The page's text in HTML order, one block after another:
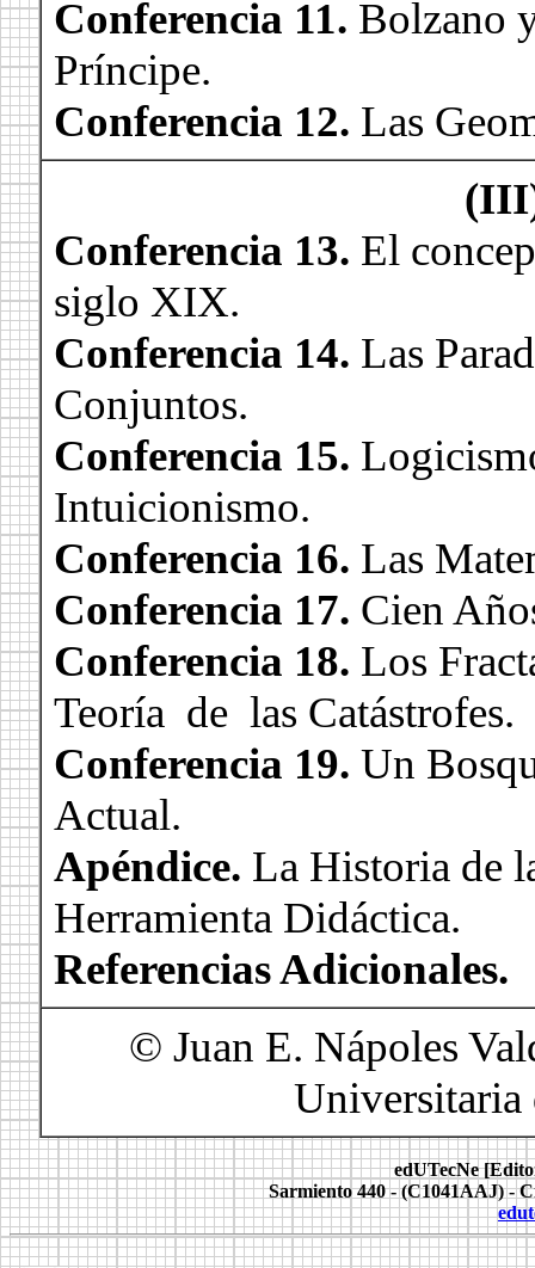
Conferencia 11. Bolzano
Príncipe.
Conferencia 12. Las
Conferencia 13. El
siglo XIX.
Conferencia 14. Las
Conjuntos.
Conferencia 15.
Intuicionismo.
Conferencia 16. Las
Conferencia 17. Cien
Conferencia 18. Los
Teoría de las Catástrofes.
Conferencia 19. Un
Actual.
Apéndice. La Historia de
Herramienta Didáctica.
Referencias Adicionales.
© Juan E. Nápoles
Universitaria
. . .
edUTecNe
Sarmiento 440 - (C1041AAJ) -